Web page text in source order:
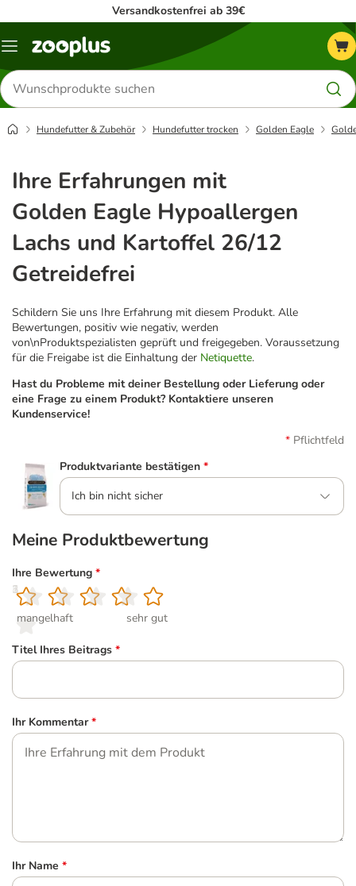
Versandkostenfrei ab 39€
Menü
Produkte
suchen
Hundefutter & Zubehör Hundefutter trocken Golden Eagle
Ihre Erfahrungen mit
Golden Eagle Hypoallergen
Lachs und Kartoffel 26/12
Getreidefrei
Schildern Sie uns Ihre Erfahrung mit diesem Produkt. Alle
Bewertungen, positiv wie negativ, werden
von\nProduktspezialisten geprüft und freigegeben. Voraussetzung
für die Freigabe ist die Einhaltung der Netiquette.
Hast du Probleme mit deiner Bestellung oder Lieferung oder
eine Frage zu einem Produkt? Kontaktiere unseren
Kundenservice!
Pflichtfeld
Produktvariante bestätigen *
Ich bin nicht sicher
Meine Produktbewertung
Ihre Bewertung *
1
mangelhaft
2
3
4
5
sehr gut
Titel Ihres Beitrags *
Ihr Kommentar *
Ihr Name *